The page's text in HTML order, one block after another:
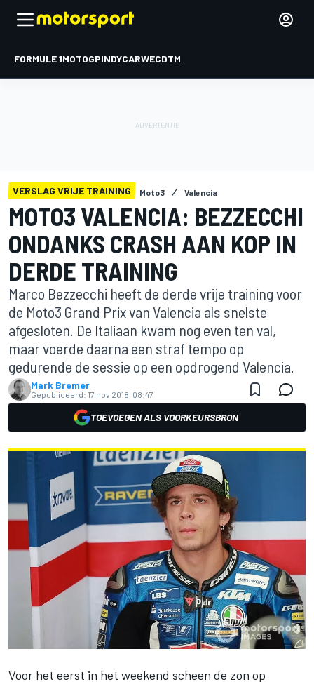
FORMULE 1MOTOGPINDYCARWECDTM
VERSLAG VRIJE TRAINING Moto3 Valencia
MOTO3 VALENCIA: BEZZECCHI
ONDANKS CRASH AAN KOP IN
DERDE TRAINING
Marco Bezzecchi heeft de derde vrije training voor
de Moto3 Grand Prix van Valencia als snelste
afgesloten. De Italiaan kwam nog even ten val,
maar voerde daarna een straf tempo op
gedurende de sessie op een opdrogend Valencia.
Mark Bremer
Gepubliceerd: 17 nov 2018, 08:47
TOEVOEGEN ALS VOORKEURSBRON
Voor het eerst in het weekend scheen de zon op